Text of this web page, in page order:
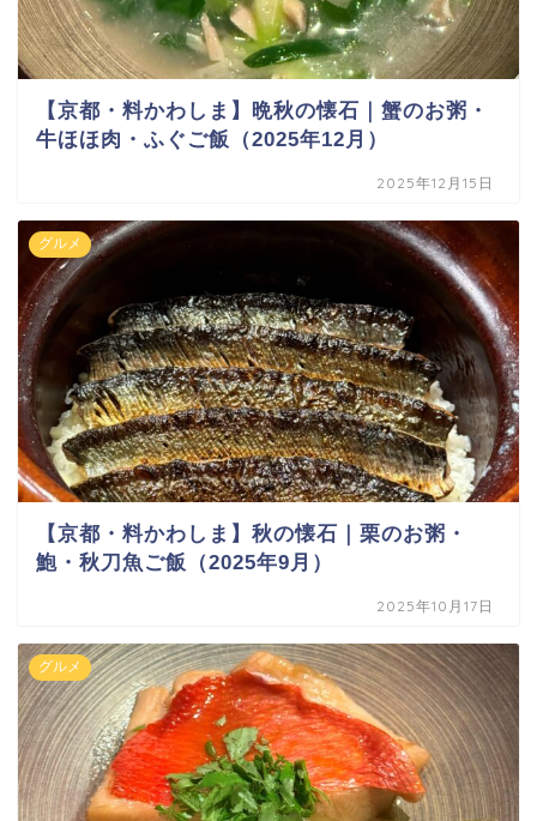
【京都・料かわしま】晩秋の懐石｜蟹のお粥・
牛ほほ肉・ふぐご飯（2025年12月）
2025年12月15日
グルメ
【京都・料かわしま】秋の懐石｜栗のお粥・
鮑・秋刀魚ご飯（2025年9月）
2025年10月17日
グルメ